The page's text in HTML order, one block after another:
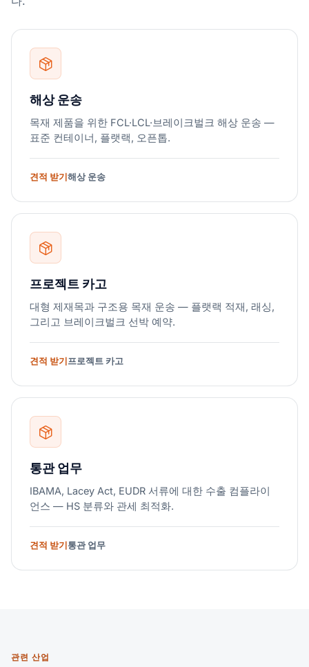
해상 운송
목재 제품을 위한 FCL·LCL·브레이크벌크 해상 운송 —
표준 컨테이너, 플랫랙, 오픈톱.
견적 받기해상 운송
프로젝트 카고
대형 제재목과 구조용 목재 운송 — 플랫랙 적재, 래싱,
그리고 브레이크벌크 선박 예약.
견적 받기프로젝트 카고
통관 업무
IBAMA, Lacey Act, EUDR 서류에 대한 수출 컴플라이
언스 — HS 분류와 관세 최적화.
견적 받기통관 업무
관련 산업